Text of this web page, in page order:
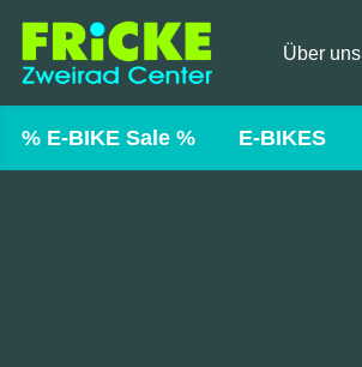
Über uns
% E-BIKE Sale % E-BIKES